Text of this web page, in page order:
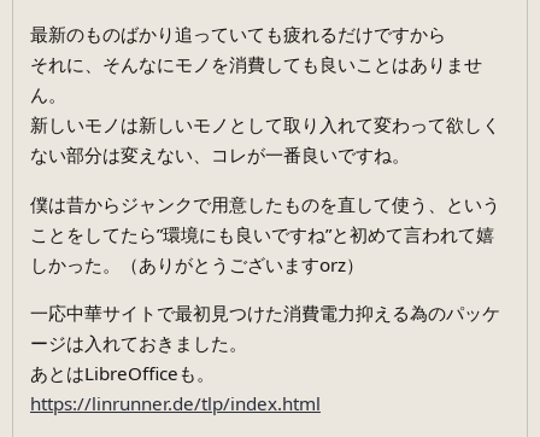
最新のものばかり追っていても疲れるだけですから
それに、そんなにモノを消費しても良いことはありませ
ん。
新しいモノは新しいモノとして取り入れて変わって欲しく
ない部分は変えない、コレが一番良いですね。
僕は昔からジャンクで用意したものを直して使う、という
ことをしてたら”環境にも良いですね”と初めて言われて嬉
しかった。（ありがとうございますorz）
一応中華サイトで最初見つけた消費電力抑える為のパッケ
ージは入れておきました。
あとはLibreOfficeも。
https://linrunner.de/tlp/index.html